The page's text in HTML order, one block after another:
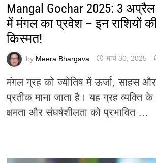
Mangal Gochar 2025: 3 अप्रैल
में मंगल का प्रवेश – इन राशियों
किस्मत!
by Meera Bhargava मार्च 30, 2025
मंगल ग्रह को ज्योतिष में ऊर्जा, साहस और
प्रतीक माना जाता है। यह ग्रह व्यक्ति के
क्षमता और संघर्षशीलता को प्रभावित …